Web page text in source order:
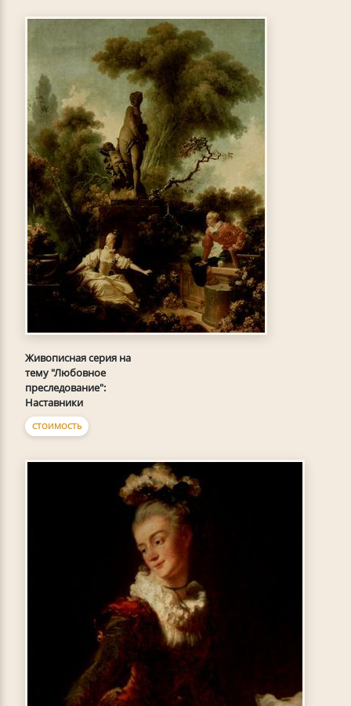
Живописная серия на
тему "Любовное
преследование":
Наставники
СТОИМОСТЬ